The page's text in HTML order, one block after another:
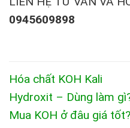
0945609898
Hóa chất KOH Kali
Hydroxit – Dùng làm
Mua KOH ở đâu giá tốt?